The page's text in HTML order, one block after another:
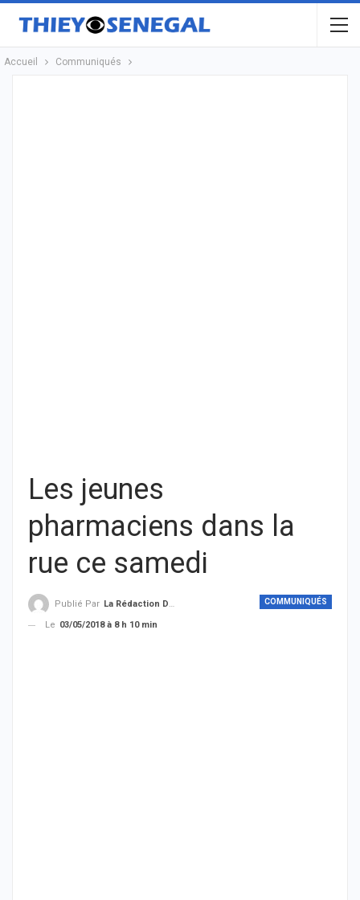
Accueil Communiqués
Les jeunes
pharmaciens dans la
rue ce samedi
COMMUNIQUÉS
Publié Par La Rédaction De THIEYSENEGAL.com
Le 03/05/2018 à 8 h 10 min